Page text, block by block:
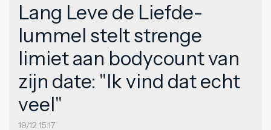
Lang Leve de Liefde-
lummel stelt strenge
limiet aan bodycount van
zijn date: "Ik vind dat echt
veel"
19/12 15:17